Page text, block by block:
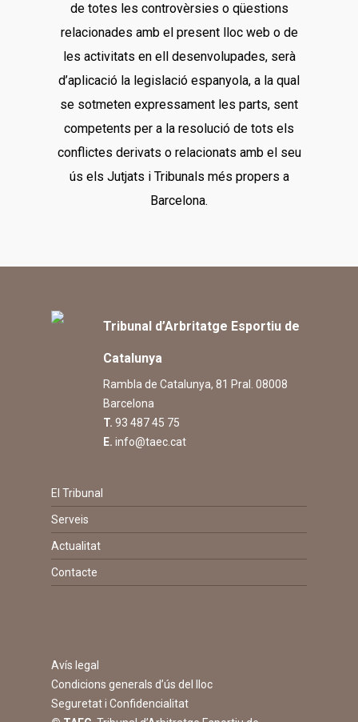
de totes les controvèrsies o qüestions
relacionades amb el present lloc web o de
les activitats en ell desenvolupades, serà
d’aplicació la legislació espanyola, a la qual
se sotmeten expressament les parts, sent
competents per a la resolució de tots els
conflictes derivats o relacionats amb el seu
ús els Jutjats i Tribunals més propers a
Barcelona.
Tribunal d’Arbritatge Esportiu de
Catalunya
Rambla de Catalunya, 81 Pral. 08008
Barcelona
T. 93 487 45 75
E. info@taec.cat
El Tribunal
Serveis
Actualitat
Contacte
Avís legal
Condicions generals d’ús del lloc
Seguretat i Confidencialitat